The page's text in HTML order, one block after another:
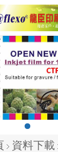
資料下載